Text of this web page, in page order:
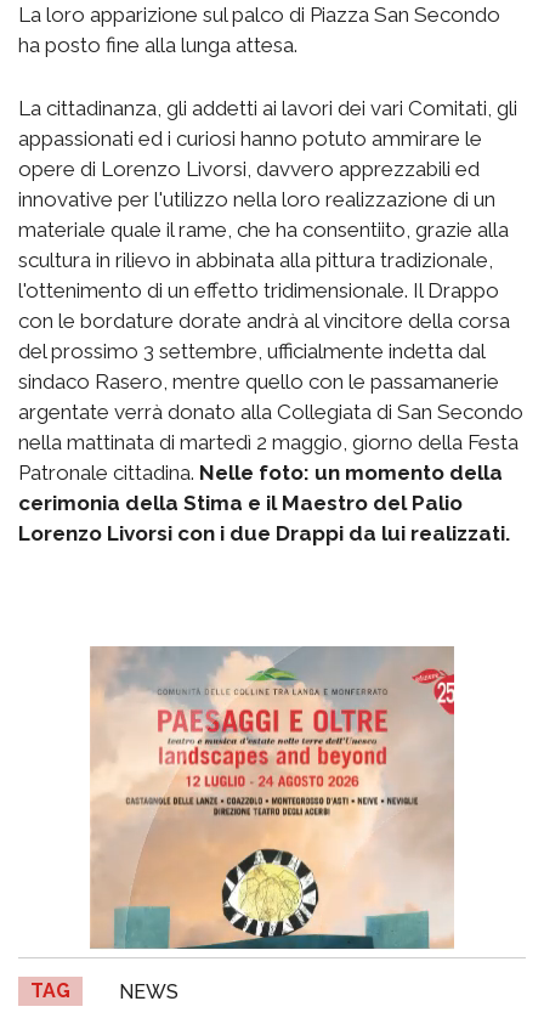
La loro apparizione sul palco di Piazza San Secondo
ha posto fine alla lunga attesa.
La cittadinanza, gli addetti ai lavori dei vari Comitati, gli
appassionati ed i curiosi hanno potuto ammirare le
opere di Lorenzo Livorsi, davvero apprezzabili ed
innovative per l'utilizzo nella loro realizzazione di un
materiale quale il rame, che ha consentiito, grazie alla
scultura in rilievo in abbinata alla pittura tradizionale,
l'ottenimento di un effetto tridimensionale. Il Drappo
con le bordature dorate andrà al vincitore della corsa
del prossimo 3 settembre, ufficialmente indetta dal
sindaco Rasero, mentre quello con le passamanerie
argentate verrà donato alla Collegiata di San Secondo
nella mattinata di martedì 2 maggio, giorno della Festa
Patronale cittadina. Nelle foto: un momento della
cerimonia della Stima e il Maestro del Palio
Lorenzo Livorsi con i due Drappi da lui realizzati.
TAG NEWS